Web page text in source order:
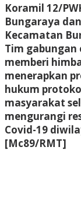
Koramil 12/
Bungaraya
Kecamatan
Tim gabungan
memberi
menerapkan
hukum
masyarakat
mengurangi
Covid-19
[Mc89/RMT]